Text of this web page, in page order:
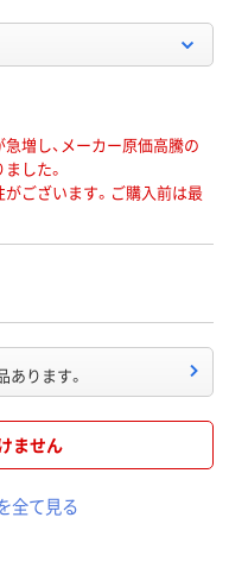
増し、メーカー原価高騰の
した。
ございます。ご購入前は最
あります。
ません
全て見る